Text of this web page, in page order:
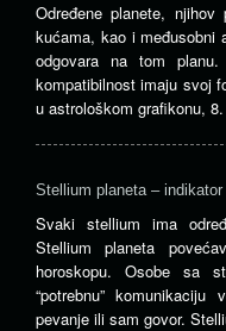
Određene planete,
kućama, kao i međusobni
odgovara na tom
kompatibilnost imaju svoj
u astrološkom grafikonu,
Stellium planeta –
Svaki stellium ima
Stellium planeta
horoskopu. Osobe sa
“potrebnu”
pevanje ili sam govor.